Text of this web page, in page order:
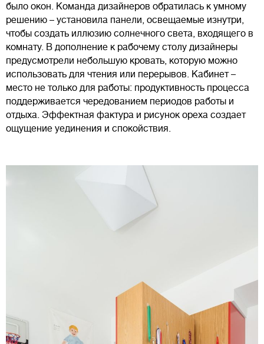
было окон. Команда дизайнеров обратилась к умному
решению – установила панели, освещаемые изнутри,
чтобы создать иллюзию солнечного света, входящего в
комнату. В дополнение к рабочему столу дизайнеры
предусмотрели небольшую кровать, которую можно
использовать для чтения или перерывов. Кабинет –
место не только для работы: продуктивность процесса
поддерживается чередованием периодов работы и
отдыха. Эффектная фактура и рисунок ореха создает
ощущение уединения и спокойствия.